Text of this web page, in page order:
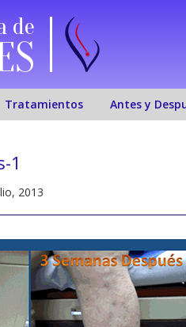
de
Tratamientos Antes y
1
2013